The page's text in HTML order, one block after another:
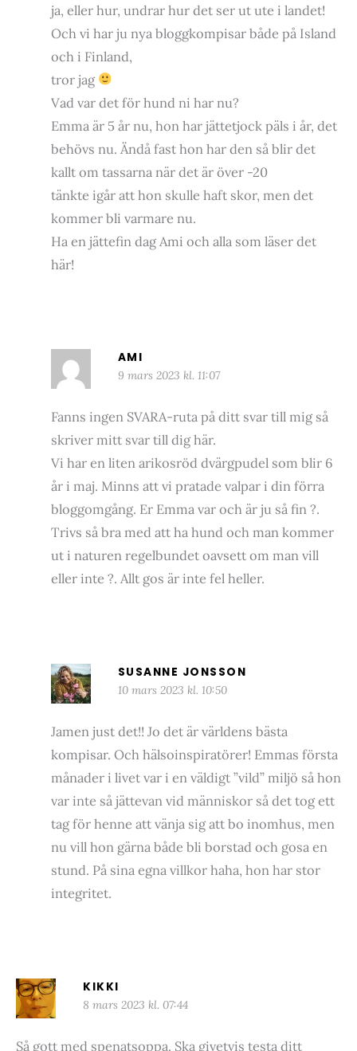
ja, eller hur, undrar hur det ser ut ute i landet!
Och vi har ju nya bloggkompisar både på Island
och i Finland,
tror jag
Vad var det för hund ni har nu?
Emma är 5 år nu, hon har jättetjock päls i år, det
behövs nu. Ändå fast hon har den så blir det
kallt om tassarna när det är över -20
tänkte igår att hon skulle haft skor, men det
kommer bli varmare nu.
Ha en jättefin dag Ami och alla som läser det
här!
AMI
9 mars 2023 kl. 11:07
Fanns ingen SVARA-ruta på ditt svar till mig så
skriver mitt svar till dig här.
Vi har en liten arikosröd dvärgpudel som blir 6
år i maj. Minns att vi pratade valpar i din förra
bloggomgång. Er Emma var och är ju så fin ?.
Trivs så bra med att ha hund och man kommer
ut i naturen regelbundet oavsett om man vill
eller inte ?. Allt gos är inte fel heller.
SUSANNE JONSSON
10 mars 2023 kl. 10:50
Jamen just det!! Jo det är världens bästa
kompisar. Och hälsoinspiratörer! Emmas första
månader i livet var i en väldigt ”vild” miljö så hon
var inte så jättevan vid människor så det tog ett
tag för henne att vänja sig att bo inomhus, men
nu vill hon gärna både bli borstad och gosa en
stund. På sina egna villkor haha, hon har stor
integritet.
KIKKI
8 mars 2023 kl. 07:44
Så gott med spenatsoppa. Ska givetvis testa ditt